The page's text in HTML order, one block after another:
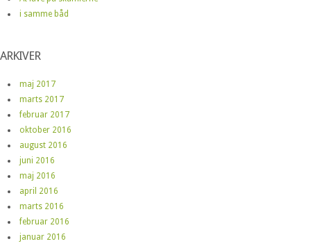
i samme båd
ARKIVER
maj 2017
marts 2017
februar 2017
oktober 2016
august 2016
juni 2016
maj 2016
april 2016
marts 2016
februar 2016
januar 2016